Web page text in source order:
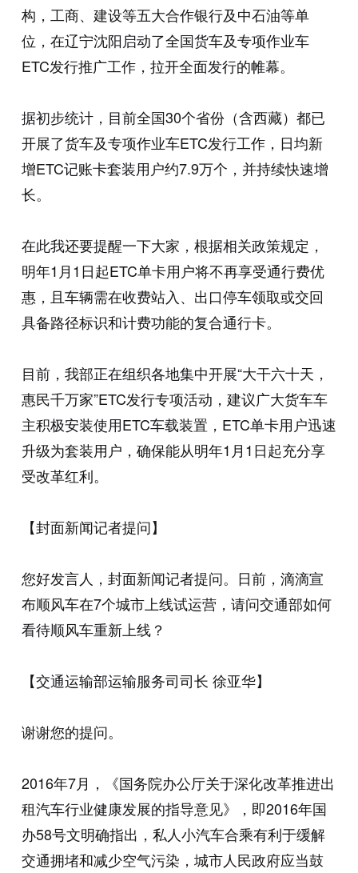
构，工商、建设等五大合作银行及中石油等单
位，在辽宁沈阳启动了全国货车及专项作业车
ETC发行推广工作，拉开全面发行的帷幕。
据初步统计，目前全国30个省份（含西藏）都已
开展了货车及专项作业车ETC发行工作，日均新
增ETC记账卡套装用户约7.9万个，并持续快速增
长。
在此我还要提醒一下大家，根据相关政策规定，
明年1月1日起ETC单卡用户将不再享受通行费优
惠，且车辆需在收费站入、出口停车领取或交回
具备路径标识和计费功能的复合通行卡。
目前，我部正在组织各地集中开展“大干六十天，
惠民千万家”ETC发行专项活动，建议广大货车车
主积极安装使用ETC车载装置，ETC单卡用户迅速
升级为套装用户，确保能从明年1月1日起充分享
受改革红利。
【封面新闻记者提问】
您好发言人，封面新闻记者提问。日前，滴滴宣
布顺风车在7个城市上线试运营，请问交通部如何
看待顺风车重新上线？
【交通运输部运输服务司司长 徐亚华】
谢谢您的提问。
2016年7月，《国务院办公厅关于深化改革推进出
租汽车行业健康发展的指导意见》，即2016年国
办58号文明确指出，私人小汽车合乘有利于缓解
交通拥堵和减少空气污染，城市人民政府应当鼓